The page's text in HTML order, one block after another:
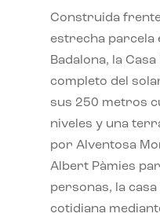
Construida
estrecha parcela
Badalona, la
completo del
sus 250 metros
niveles y una
por Alventosa
Albert Pàmies
personas, la
cotidiana